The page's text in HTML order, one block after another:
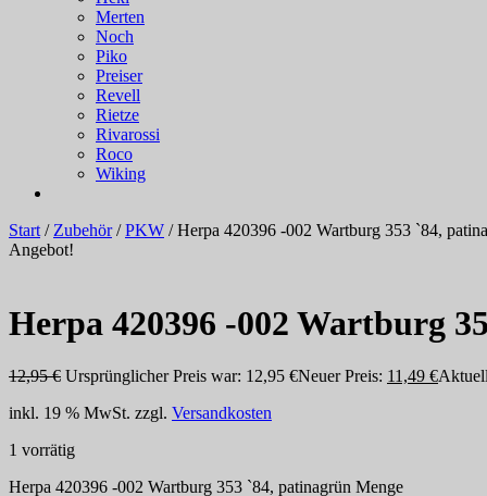
Merten
Noch
Piko
Preiser
Revell
Rietze
Rivarossi
Roco
Wiking
Start/Zubehör/PKW / Herpa 420396 -002 Wartburg 353 `84,
Angebot!
Herpa 420396 -002 Wartburg
12,95€ Ursprünglicher Preis war: 12,95 €Neuer Preis: 11,49 €
inkl. 19 % MwSt. zzgl. Versandkosten
1 vorrätig
Herpa 420396 -002 Wartburg 353 `84, patinagrün Menge